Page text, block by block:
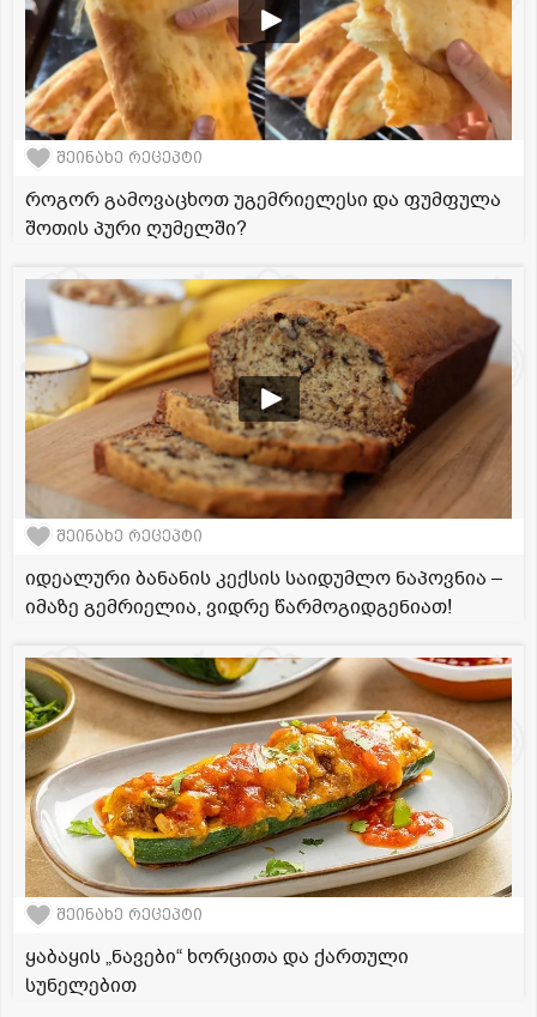
შეინახე რეცეპტი
როგორ გამოვაცხოთ უგემრიელესი და ფუმფულა
შოთის პური ღუმელში?
შეინახე რეცეპტი
იდეალური ბანანის კექსის საიდუმლო ნაპოვნია –
იმაზე გემრიელია, ვიდრე წარმოგიდგენიათ!
შეინახე რეცეპტი
ყაბაყის „ნავები“ ხორცითა და ქართული
სუნელებით